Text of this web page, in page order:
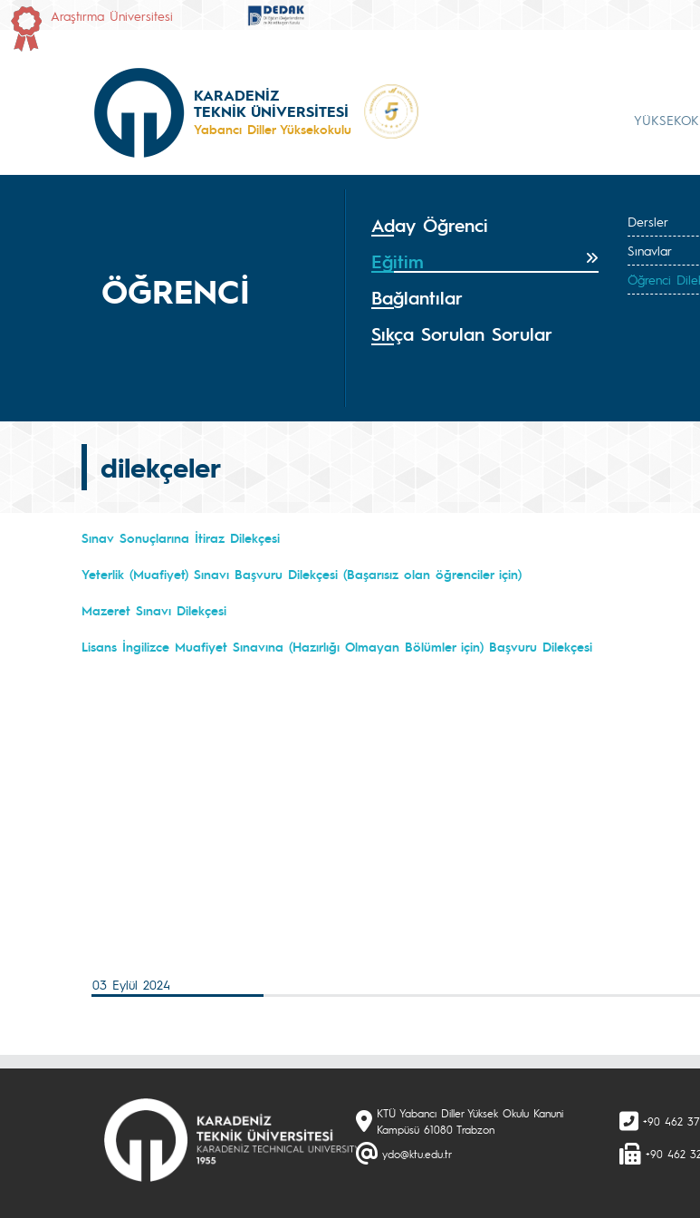
Araştırma Üniversitesi
KARADENİZ
TEKNİK ÜNİVERSİTESİ
Yabancı Diller Yüksekokulu
ÖĞRENCİ
Aday Öğrenci
Eğitim
Bağlantılar
Sıkça Sorulan Sorular
Dersler
Sınavlar
Öğrenci
dilekçeler
Sınav Sonuçlarına İtiraz Dilekçesi
Yeterlik (Muafiyet) Sınavı Başvuru Dilekçesi (Başarısız olan öğrenciler için)
Mazeret Sınavı Dilekçesi
Lisans İngilizce Muafiyet Sınavına (Hazırlığı Olmayan Bölümler için) Başvuru Dilekçesi
03 Eylül 2024
KTÜ Yabancı Diller Yüksek Okulu Kanuni
Kampüsü 61080 Trabzon
ydo@ktu.edu.tr
+90 462
+90 462